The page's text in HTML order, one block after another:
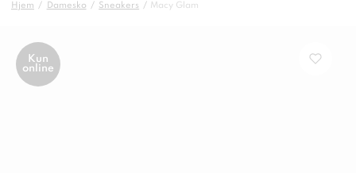
Hjem Damesko Sneakers Macy Glam
Kun
online